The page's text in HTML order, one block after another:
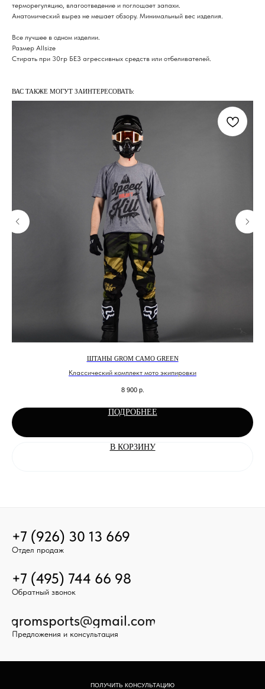
терморегуляцию, влагоотведение и поглощает запахи.
Анатомический вырез не мешает обзору. Минимальный вес изделия.
Все лучшее в одном изделии.
Размер Allsize
Стирать при 30гр БЕЗ агрессивных средств или отбеливателей.
ВАС ТАКЖЕ МОГУТ ЗАИНТЕРЕСОВАТЬ:
ШТАНЫ GROM CAMO GREEN
Классический комплект мото экипировки
8 900 р.
ПОДРОБНЕЕ
В КОРЗИНУ
+7 (495) 744 66 98
gromsports@gmail.com
Предложения и консультация
ПОЛУЧИТЬ КОНСУЛЬТАЦИЮ
+7 (926) 30 13 669
Отдел продаж
Обратный звонок